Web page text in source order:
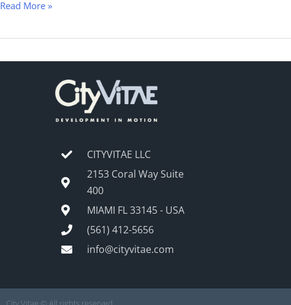
Read More »
CITYVITAE LLC
2153 Coral Way Suite
400
MIAMI FL 33145 - USA
(561) 412-5656
info@cityvitae.com